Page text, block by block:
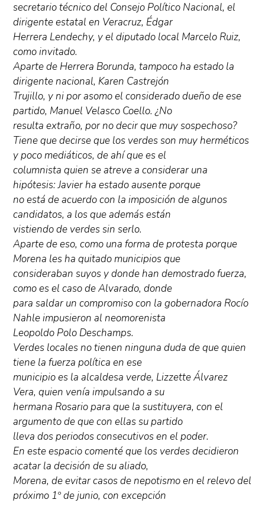
secretario técnico del Consejo Político Nacional, el
dirigente estatal en Veracruz, Édgar
Herrera Lendechy, y el diputado local Marcelo Ruiz,
como invitado.
Aparte de Herrera Borunda, tampoco ha estado la
dirigente nacional, Karen Castrejón
Trujillo, y ni por asomo el considerado dueño de ese
partido, Manuel Velasco Coello. ¿No
resulta extraño, por no decir que muy sospechoso?
Tiene que decirse que los verdes son muy herméticos
y poco mediáticos, de ahí que es el
columnista quien se atreve a considerar una
hipótesis: Javier ha estado ausente porque
no está de acuerdo con la imposición de algunos
candidatos, a los que además están
vistiendo de verdes sin serlo.
Aparte de eso, como una forma de protesta porque
Morena les ha quitado municipios que
consideraban suyos y donde han demostrado fuerza,
como es el caso de Alvarado, donde
para saldar un compromiso con la gobernadora Rocío
Nahle impusieron al neomorenista
Leopoldo Polo Deschamps.
Verdes locales no tienen ninguna duda de que quien
tiene la fuerza política en ese
municipio es la alcaldesa verde, Lizzette Álvarez
Vera, quien venía impulsando a su
hermana Rosario para que la sustituyera, con el
argumento de que con ellas su partido
lleva dos periodos consecutivos en el poder.
En este espacio comenté que los verdes decidieron
acatar la decisión de su aliado,
Morena, de evitar casos de nepotismo en el relevo del
próximo 1º de junio, con excepción